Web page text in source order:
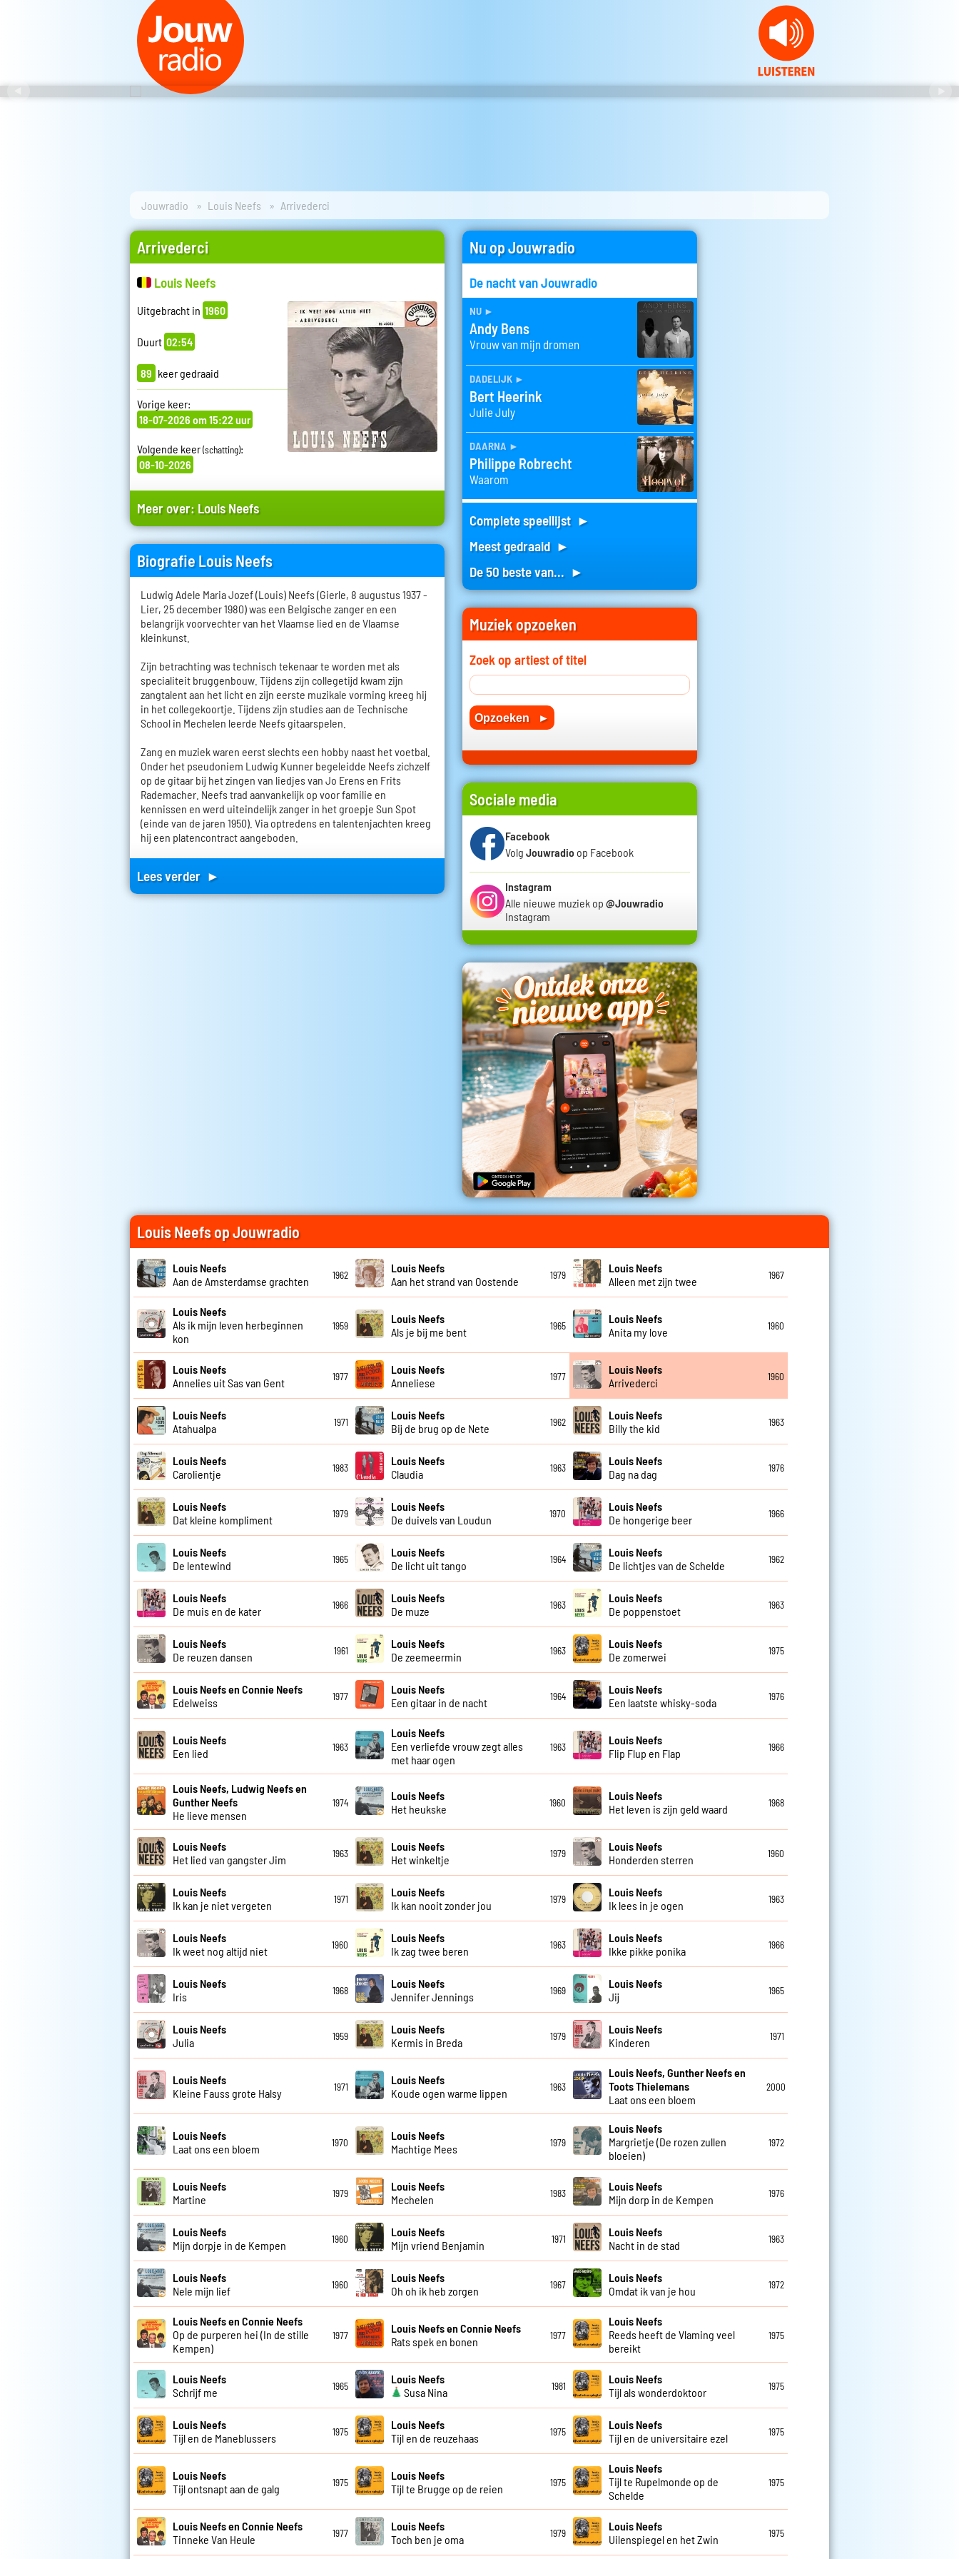
Jouwradio Louis Neefs Arrivederci
Arrivederci
Louis Neefs
Uitgebracht in 1960
Duurt 02:54
89 keer gedraaid
Vorige keer:
18-07-2026 om 15:22 uur
Volgende keer(schatting):
08-10-2026
Meer over: Louis Neefs
Biografie Louis Neefs
Ludwig Adele Maria Jozef (Louis) Neefs (Gierle, 8 augustus 1937 -
Lier, 25 december 1980) was een Belgische zanger en een
belangrijk voorvechter van het Vlaamse lied en de Vlaamse
kleinkunst.
Zijn betrachting was technisch tekenaar te worden met als
specialiteit bruggenbouw. Tijdens zijn collegetijd kwam zijn
zangtalent aan het licht en zijn eerste muzikale vorming kreeg hij
in het collegekoortje. Tijdens zijn studies aan de Technische
School in Mechelen leerde Neefs gitaarspelen.
Zang en muziek waren eerst slechts een hobby naast het voetbal.
Onder het pseudoniem Ludwig Kunner begeleidde Neefs zichzelf
op de gitaar bij het zingen van liedjes van Jo Erens en Frits
Rademacher. Neefs trad aanvankelijk op voor familie en
kennissen en werd uiteindelijk zanger in het groepje Sun Spot
(einde van de jaren 1950). Via optredens en talentenjachten kreeg
hij een platencontract aangeboden.
Lees verder ►
Nu op Jouwradio
De nacht van Jouwradio
nu ►
Andy Bens
Vrouw van mijn dromen
dadelijk ►
Bert Heerink
Julie July
daarna ►
Philippe Robrecht
Waarom
Complete speellijst ►
Meest gedraaid ►
De 50 beste van... ►
Muziek opzoeken
Zoek op artiest of titel
Sociale media
Facebook
Volg Jouwradio op Facebook
Instagram
Alle nieuwe muziek op @Jouwradio
Instagram
Louis Neefs op Jouwradio
Louis Neefs
Aan de Amsterdamse grachten
1962
Louis Neefs
Aan het strand van Oostende
1979
Louis Neefs
Alleen met zijn twee
1967
Louis Neefs
Als ik mijn leven herbeginnen
kon
1959
Louis Neefs
Als je bij me bent
1965
Louis Neefs
Anita my love
1960
Louis Neefs
Annelies uit Sas van Gent
1977
Louis Neefs
Anneliese
1977
Louis Neefs
Arrivederci
1960
Louis Neefs
Atahualpa
1971
Louis Neefs
Bij de brug op de Nete
1962
Louis Neefs
Billy the kid
1963
Louis Neefs
Carolientje
1983
Louis Neefs
Claudia
1963
Louis Neefs
Dag na dag
1976
Louis Neefs
Dat kleine kompliment
1979
Louis Neefs
De duivels van Loudun
1970
Louis Neefs
De hongerige beer
1966
Louis Neefs
De lentewind
1965
Louis Neefs
De licht uit tango
1964
Louis Neefs
De lichtjes van de Schelde
1962
Louis Neefs
De muis en de kater
1966
Louis Neefs
De muze
1963
Louis Neefs
De poppenstoet
1963
Louis Neefs
De reuzen dansen
1961
Louis Neefs
De zeemeermin
1963
Louis Neefs
De zomerwei
1975
Louis Neefs en Connie Neefs
Edelweiss
1977
Louis Neefs
Een gitaar in de nacht
1964
Louis Neefs
Een laatste whisky-soda
1976
Louis Neefs
Een lied
1963
Louis Neefs
Een verliefde vrouw zegt alles
met haar ogen
1963
Louis Neefs
Flip Flup en Flap
1966
Louis Neefs, Ludwig Neefs en
Gunther Neefs
He lieve mensen
1974
Louis Neefs
Het heukske
1960
Louis Neefs
Het leven is zijn geld waard
1968
Louis Neefs
Het lied van gangster Jim
1963
Louis Neefs
Het winkeltje
1979
Louis Neefs
Honderden sterren
1960
Louis Neefs
Ik kan je niet vergeten
1971
Louis Neefs
Ik kan nooit zonder jou
1979
Louis Neefs
Ik lees in je ogen
1963
Louis Neefs
Ik weet nog altijd niet
1960
Louis Neefs
Ik zag twee beren
1963
Louis Neefs
Ikke pikke ponika
1966
Louis Neefs
Iris
1968
Louis Neefs
Jennifer Jennings
1969
Louis Neefs
Jij
1965
Louis Neefs
Julia
1959
Louis Neefs
Kermis in Breda
1979
Louis Neefs
Kinderen
1971
Louis Neefs
Kleine Fauss grote Halsy
1971
Louis Neefs
Koude ogen warme lippen
1963
Louis Neefs, Gunther Neefs en
Toots Thielemans
Laat ons een bloem
2000
Louis Neefs
Laat ons een bloem
1970
Louis Neefs
Machtige Mees
1979
Louis Neefs
Margrietje (De rozen zullen
bloeien)
1972
Louis Neefs
Martine
1979
Louis Neefs
Mechelen
1983
Louis Neefs
Mijn dorp in de Kempen
1976
Louis Neefs
Mijn dorpje in de Kempen
1960
Louis Neefs
Mijn vriend Benjamin
1971
Louis Neefs
Nacht in de stad
1963
Louis Neefs
Nele mijn lief
1960
Louis Neefs
Oh oh ik heb zorgen
1967
Louis Neefs
Omdat ik van je hou
1972
Louis Neefs en Connie Neefs
Op de purperen hei (In de stille
Kempen)
1977
Louis Neefs en Connie Neefs
Rats spek en bonen
1977
Louis Neefs
Reeds heeft de Vlaming veel
bereikt
1975
Louis Neefs
Schrijf me
1965
Louis Neefs
Susa Nina
1981
Louis Neefs
Tijl als wonderdoktoor
1975
Louis Neefs
Tijl en de Maneblussers
1975
Louis Neefs
Tijl en de reuzehaas
1975
Louis Neefs
Tijl en de universitaire ezel
1975
Louis Neefs
Tijl ontsnapt aan de galg
1975
Louis Neefs
Tijl te Brugge op de reien
1975
Louis Neefs
Tijl te Rupelmonde op de
Schelde
1975
Louis Neefs en Connie Neefs
Tinneke Van Heule
1977
Louis Neefs
Toch ben je oma
1979
Louis Neefs
Uilenspiegel en het Zwin
1975